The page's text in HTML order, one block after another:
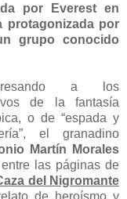
por Everest en
protagonizada por
grupo conocido
a los
de la fantasía
o de “espada y
el granadino
Martín Morales
las páginas de
del Nigromante
de heroísmo y